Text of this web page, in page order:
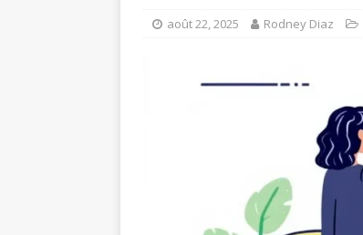
août 22, 2025 Rodney Diaz